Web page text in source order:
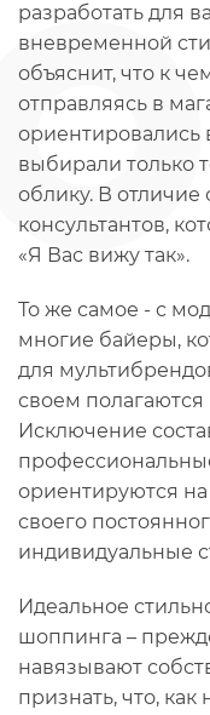
разработать для
вневременной
объяснит, что к
отправляясь в
выбирали только
облику. В отличие
консультантов,
«Я Вас вижу так».
То же самое - с
многие байеры,
для
своем
Исключение
ориентируются
своего
индивидуальные
Идеальное
шоппинга –
навязывают
признать, что,